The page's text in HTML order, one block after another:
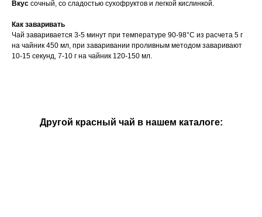
Вкус сочный, со сладостью сухофруктов и легкой кислинкой.
Как заваривать
Чай заваривается 3-5 минут при температуре 90-98°С из расчета 5 г
на чайник 450 мл, при заваривании проливным методом заваривают
10-15 секунд, 7-10 г на чайник 120-150 мл.
Другой красный чай в нашем каталоге: